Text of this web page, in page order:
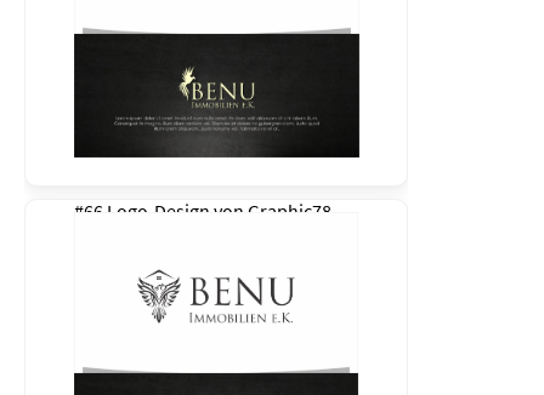
#66 Logo-Design von Graphic78